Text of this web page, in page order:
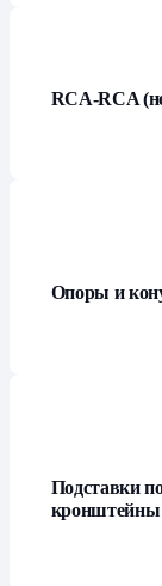
RCA-RCA
Опоры и
Подставки